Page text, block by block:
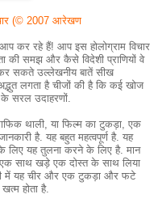
(© 2007 आरेखण
आप कर रहे हैं! आप इस होलोग्राम विचार
की समझ और कैसे विदेशी प्राणियों वे
सकते उल्लेखनीय बातें सीख
लगता है चीजों की है कि कई खोज
सरल उदाहरणों.
थाली, या फिल्म का टुकड़ा, एक
है. यह बहुत महत्वपूर्ण है. यह
लिए यह तुलना करने के लिए है. मान
साथ खड़े एक दोस्त के साथ लिया
में यह चीर और एक टुकड़ा और फटे
होता है.